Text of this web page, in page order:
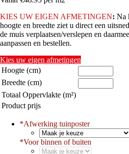
KIES UW EIGEN AFMETINGEN: Na
hoogte en breedte ziet u direct een
de muis verplaatsen/verslepen en
aanpassen en bestellen.
Kies uw eigen afmetingen
Hoogte (cm)
Breedte (cm)
Totaal Oppervlakte (m²)
Product prijs
*Afwerking tuinposter
*Voor binnen of buiten